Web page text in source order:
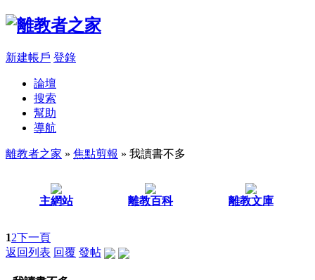
新建帳戶 登錄
論壇
搜索
幫助
導航
離教者之家 » 焦點剪報 » 我讀書不多
主網站 離教百科 離教文庫
12下一頁
返回列表 回覆 發帖